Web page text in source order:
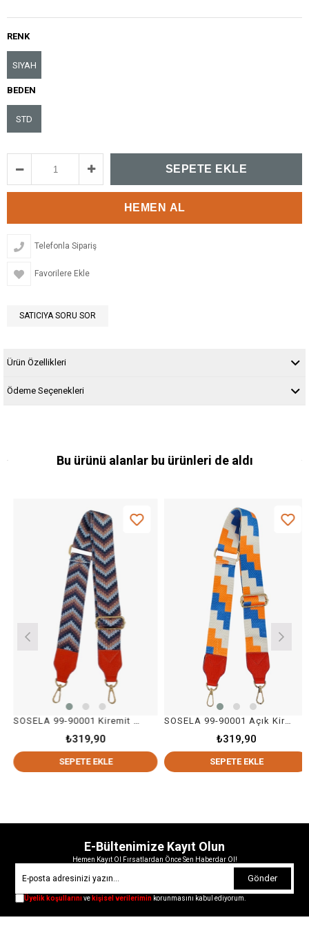
RENK
SIYAH
BEDEN
STD
Telefonla Sipariş
Favorilere Ekle
SATICIYA SORU SOR
Ürün Özellikleri
Ödeme Seçenekleri
Bu ürünü alanlar bu ürünleri de aldı
SOSELA 99-90001 Kiremit Kolon Askı Çanta Aksesuarı
₺319,90
SEPETE EKLE
SOSELA 99-90001 Açık Kiremit Kolon Askı Çanta Aksesuarı
₺319,90
SEPETE EKLE
E-Bültenimize Kayıt Olun
Hemen Kayıt Ol Fırsatlardan Önce Sen Haberdar Ol!
Gönder
Üyelik koşullarınıve kişisel verilerimin korunmasını kabul ediyorum.